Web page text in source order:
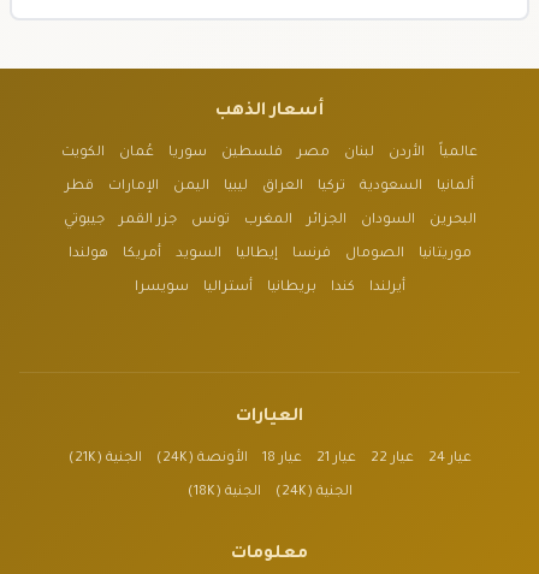
أسعار الذهب
عالمياً الأردن لبنان مصر فلسطين سوريا عُمان الكويت
ألمانيا السعودية تركيا العراق ليبيا اليمن الإمارات قطر
البحرين السودان الجزائر المغرب تونس جزر القمر جيبوتي
موريتانيا الصومال فرنسا إيطاليا السويد أمريكا هولندا
أيرلندا كندا بريطانيا أستراليا سويسرا
العيارات
عيار 24 عيار 22 عيار 21 عيار 18 الأونصة (24K) الجنية (21K)
الجنية (24K) الجنية (18K)
معلومات